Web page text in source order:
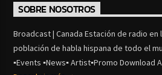
SOBRE NOSOTROS
Broadcast | Canada Estación de radio en
población de habla hispana de todo el
▪Events ▪News▪ Artist▪Promo Download